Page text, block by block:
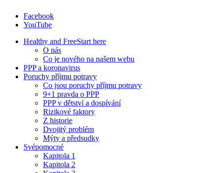
Facebook
YouTube
Healthy and FreeStart here
O nás
Co je nového na našem webu
PPP a koronavirus
Poruchy příjmu potravy
Co jsou poruchy příjmu potravy
9+1 pravda o PPP
PPP v dětství a dospívání
Rizikové faktory
Z historie
Dvojitý problém
Mýty a předsudky
Svépomocné
Kapitola 1
Kapitola 2